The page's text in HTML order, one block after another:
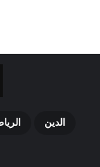
الدين